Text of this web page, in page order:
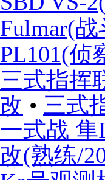
Fulmar(
PL101(侦
三式指挥
改 • 三式
一式战
改(熟练/